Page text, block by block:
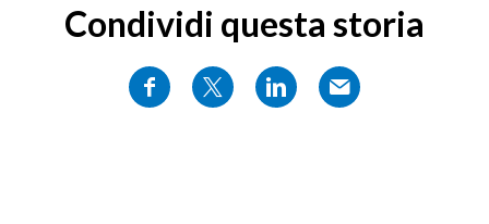
Condividi questa storia